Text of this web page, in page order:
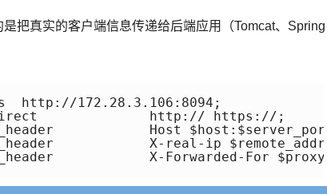
是把真实的客户端信息传递给后端应用（Tomcat、Spring
http://172.28.3.106:8094;
http:// https://;
Host
X-real-ip
X-Forwarded-For